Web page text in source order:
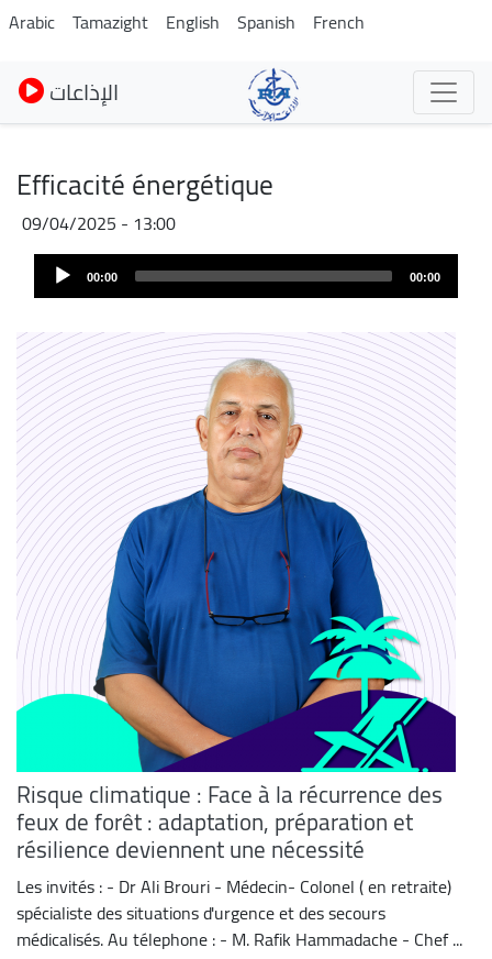
Pasar
al
contenido
principal
Arabic Tamazight English Spanish French
الإذاعات
Efficacité énergétique
09/04/2025 - 13:00
Archivo
audio
Audio
Player 00:00 00:00
Risque climatique : Face à la récurrence des
feux de forêt : adaptation, préparation et
résilience deviennent une nécessité
Les invités : - Dr Ali Brouri - Médecin- Colonel ( en retraite)
spécialiste des situations d'urgence et des secours
médicalisés. Au télephone : - M. Rafik Hammadache - Chef ...